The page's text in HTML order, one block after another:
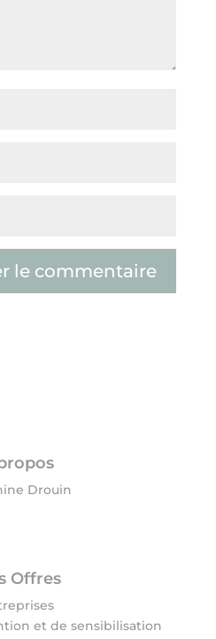
Drouin
Offres
et de sensibilisation